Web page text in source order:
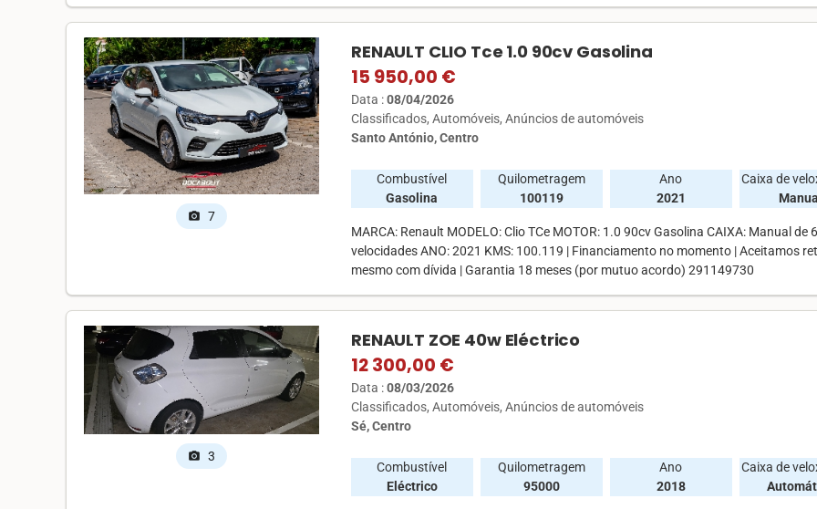
photo_camera 7
RENAULT CLIO Tce 1.0 90cv Gasolina
15 950,00 €
Data :08/04/2026
Classificados Automóveis Anúncios de automóveis
Santo António, Centro
Combustível
Gasolina
Quilometragem
100119
Ano
2021
Caixa de
Manual
MARCA: Renault MODELO: Clio TCe MOTOR: 1.0 90cv Gasolina CAIXA: Manual de 6
velocidades ANO: 2021 KMS: 100.119 | Financiamento no momento | Aceitamos
mesmo com dívida | Garantia 18 meses (por mutuo acordo) 291149730
photo_camera 3
RENAULT ZOE 40w Eléctrico
12 300,00 €
Data :08/03/2026
Classificados Automóveis Anúncios de automóveis
Sé, Centro
Combustível
Eléctrico
Quilometragem
95000
Ano
2018
Caixa de